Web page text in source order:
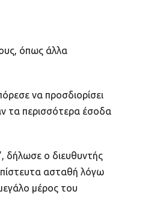
όπως άλλα
να προσδιορίσει
τα περισσότερα έσοδα
δήλωσε ο διευθυντής
ασταθή λόγω
μέρος του